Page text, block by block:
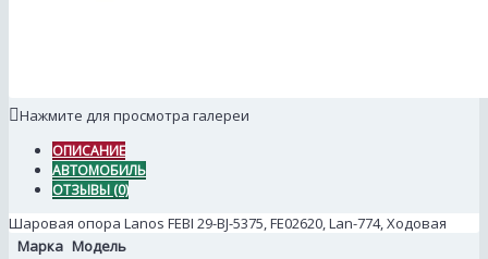
Нажмите для просмотра галереи
ОПИСАНИЕ
АВТОМОБИЛЬ
ОТЗЫВЫ (0)
Шаровая опора Lanos FEBI 29-BJ-5375, FE02620, Lan-774, Ходовая
Марка Модель